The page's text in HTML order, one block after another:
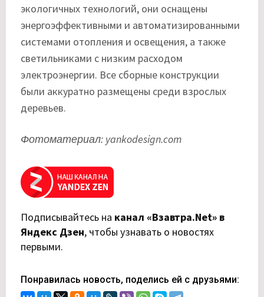
экологичных технологий, они оснащены
энергоэффективными и автоматизированными
системами отопления и освещения, а также
светильниками с низким расходом
электроэнергии. Все сборные конструкции
были аккуратно размещены среди взрослых
деревьев.
Фотоматериал: yankodesign.com
Подписывайтесь на канал «Взавтра.Net» в
Яндекс Дзен, чтобы узнавать о новостях
первыми.
Понравилась новость, поделись ей с друзьями: